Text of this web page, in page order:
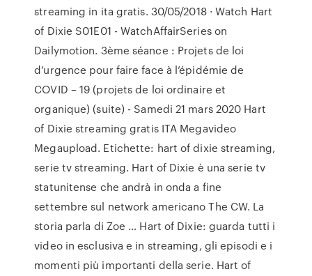
streaming in ita gratis. 30/05/2018 · Watch Hart
of Dixie S01E01 - WatchAffairSeries on
Dailymotion. 3ème séance : Projets de loi
d’urgence pour faire face à l’épidémie de
COVID – 19 (projets de loi ordinaire et
organique) (suite) - Samedi 21 mars 2020 Hart
of Dixie streaming gratis ITA Megavideo
Megaupload. Etichette: hart of dixie streaming,
serie tv streaming. Hart of Dixie è una serie tv
statunitense che andrà in onda a fine
settembre sul network americano The CW. La
storia parla di Zoe … Hart of Dixie: guarda tutti i
video in esclusiva e in streaming, gli episodi e i
momenti più importanti della serie. Hart of